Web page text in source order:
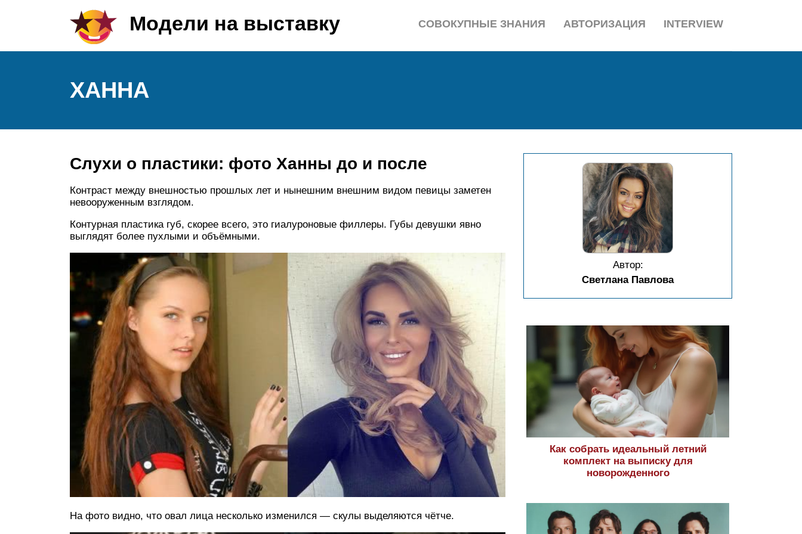
Модели на выставку INTERVIEW
АВТОРИЗАЦИЯ
СОВОКУПНЫЕ ЗНАНИЯ
ХАННА
Слухи о пластики: фото Ханны до и после
Контраст между внешностью прошлых лет и нынешним внешним видом певицы заметен
невооруженным взглядом.
Контурная пластика губ, скорее всего, это гиалуроновые филлеры. Губы девушки явно
выглядят более пухлыми и объёмными.
На фото видно, что овал лица несколько изменился — скулы выделяются чётче.
Автор:
Светлана Павлова
Как собрать идеальный летний
комплект на выписку для
новорожденного